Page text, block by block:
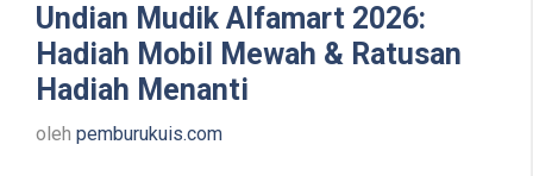
Undian Mudik Alfamart 2026:
Hadiah Mobil Mewah & Ratusan
Hadiah Menanti
oleh pemburukuis.com